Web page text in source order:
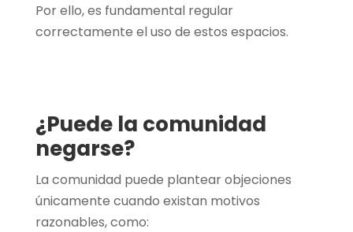
Por ello, es fundamental regular
correctamente el uso de estos espacios.
¿Puede la comunidad
negarse?
La comunidad puede plantear objeciones
únicamente cuando existan motivos
razonables, como: